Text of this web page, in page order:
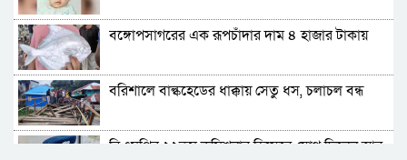
বরিশালে রাস্তার পাশ থেকে ৯ বস্তা সরকারি কম্বল
উদ্ধার
লোডশেডিংয়ে বিপর্যস্ত কুয়াকাটা, মুখ থুবড়ে পড়ছে
পর্যটন ব্যবসা
বরগুনায় মৃত ভেবে মিলাদ, ১৭ বছর পর বাড়ি ফিরলেন
বঙ্গোপসাগরের এক রূপচাঁদার দাম ৪ হাজার টাকায়
বরিশালে বাল্কহেডের ধাক্কায় সেতু ধস, চলাচল বন্ধ
বিএমপির ২২তম কমিশনার হিসেবে যোগ দিলেন আবু